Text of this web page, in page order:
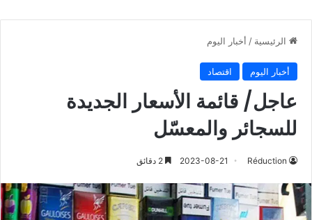
الرئيسية / أخبار اليوم
أخبار اليوم اقتصاد
عاجل/ قائمة الأسعار الجديدة
للسجائر والمعسّل
Réduction
2023-08-21